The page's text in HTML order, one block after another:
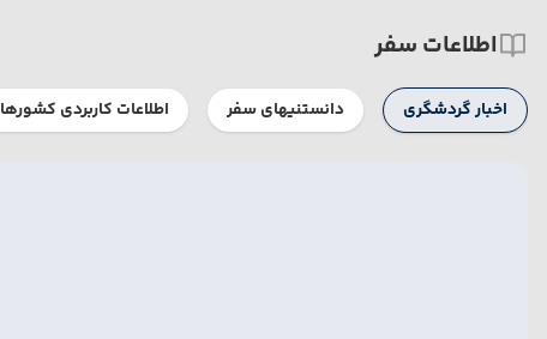
اطلاعات سفر
اخبار گردشگری دانستنیهای سفر اطلاعات کاربردی کشورها